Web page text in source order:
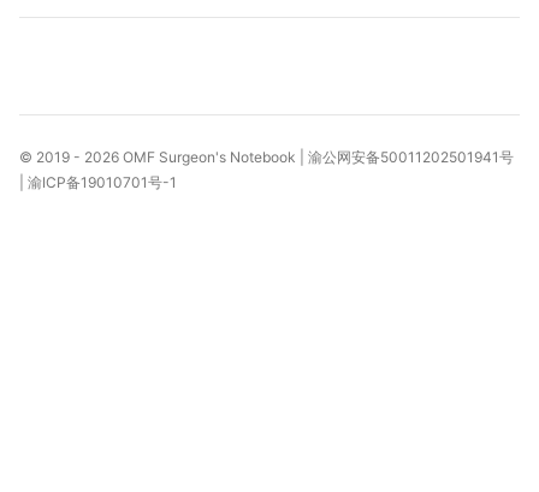
© 2019 - 2026 OMF Surgeon's Notebook
渝公网安备50011202501941号
渝ICP备19010701号-1